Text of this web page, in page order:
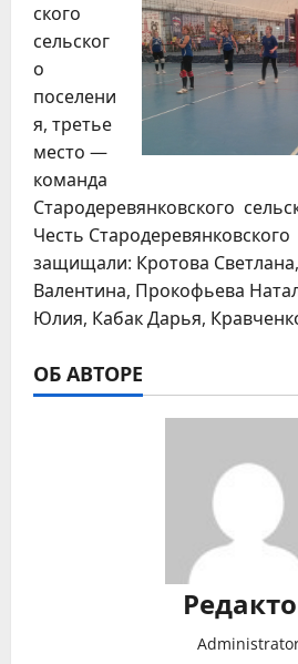
ского
сельског
о
поселени
я, третье
место —
команда
Стародеревянковского
Честь
защищали: Кротова
Валентина, Прокофьева
Юлия, Кабак Дарья,
ОБ АВТОРЕ